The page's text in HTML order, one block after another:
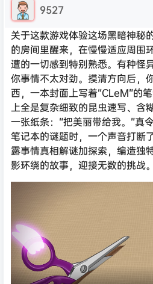
9527
关于这款游戏体验这场黑暗神秘
的房间里醒来，在慢慢适应周围
遭的一切感到特别熟悉。有种怪
你事情不太对劲。摸清方向后，
西，一本封面上写着“CLeM”的
上全是复杂细致的昆虫速写、含
一张纸条：“把美丽带给我。”真
笔记本的谜题时，一个声音打断
露事情真相解谜加探索，编造独
影环绕的故事，迎接无数的挑战